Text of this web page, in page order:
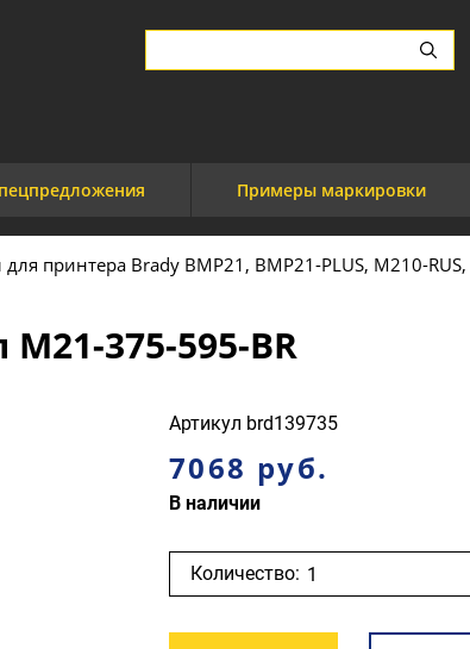
Примеры маркировки
для принтера Brady BMP21, BMP21-PLUS, M210-
375-595-BR
Артикул brd139735
7068 руб.
В наличии
Количество: